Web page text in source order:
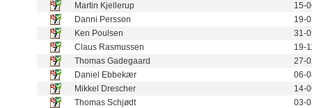
Martin Kjellerup
15-
Danni Persson
19-
Ken Poulsen
31-
Claus Rasmussen
19-
Thomas Gadegaard
27-
Daniel Ebbekær
06-
Mikkel Drescher
14-
Thomas Schjødt
03-